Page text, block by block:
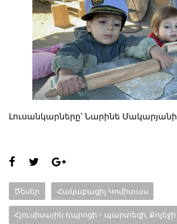
Լուսանկարները՝ Նարինե Մակարյանի
Share
page:
Categories:
Ծեսեր Հակաբացիլ Կոմիտաս
Հյուսիսային դպրոցի - պարտեզի, Քոլեջի